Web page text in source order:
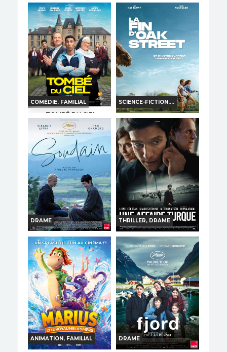
Horaires et Infos
Bande-annonce
TOUT PUBLIC VF
LA PAT' PATROUILLE :
Horaires et Infos
Bande-annonce
TOUT PUBLIC VF
COMÉDIE, FAMILIAL
TOMBÉ DU CIEL
Horaires et Infos
Bande-annonce
TOUT PUBLIC VF
SCIENCE-FICTION,...
LA FIN D'OAK STREET
Horaires et Infos
Bande-annonce
AVERT. TOUT PUBLIC VF
DRAME
SOUDAIN
Horaires et Infos
Bande-annonce
TOUT PUBLIC VF
THRILLER, DRAME
UNE AFFAIRE TURQUE
Horaires et Infos
Bande-annonce
TOUT PUBLIC VF
ANIMATION, FAMILIAL DRAME